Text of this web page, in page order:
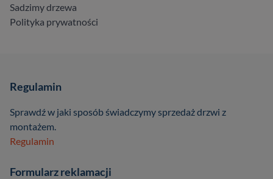
Sadzimy drzewa
Polityka prywatności
Regulamin
Sprawdź w jaki sposób świadczymy sprzedaż drzwi z
montażem.
Regulamin
Formularz reklamacji